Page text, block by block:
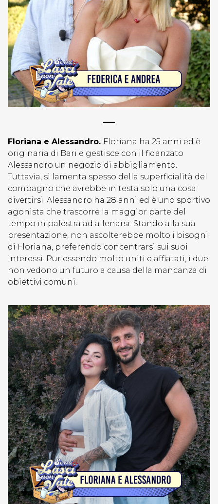
—–
Floriana e Alessandro. Floriana ha 25 anni ed è
originaria di Bari e gestisce con il fidanzato
Alessandro un negozio di abbigliamento.
Tuttavia, si lamenta spesso della superficialità del
compagno che avrebbe in testa solo una cosa:
divertirsi. Alessandro ha 28 anni ed è uno sportivo
agonista che trascorre la maggior parte del
tempo in palestra ad allenarsi. Stando alla sua
presentazione, non ascolterebbe molto i bisogni
di Floriana, preferendo concentrarsi sui suoi
interessi. Pur essendo molto uniti e affiatati, i due
non vedono un futuro a causa della mancanza di
obiettivi comuni.